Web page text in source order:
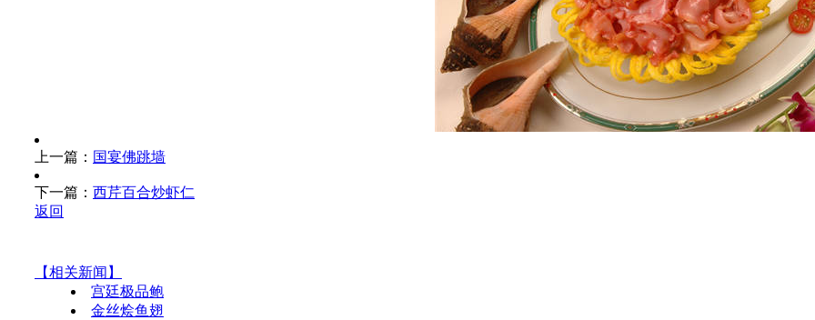
上一篇： 国宴佛跳墙
下一篇： 西芹百合炒虾仁
返回
【相关新闻】
宫廷极品鲍
金丝烩鱼翅